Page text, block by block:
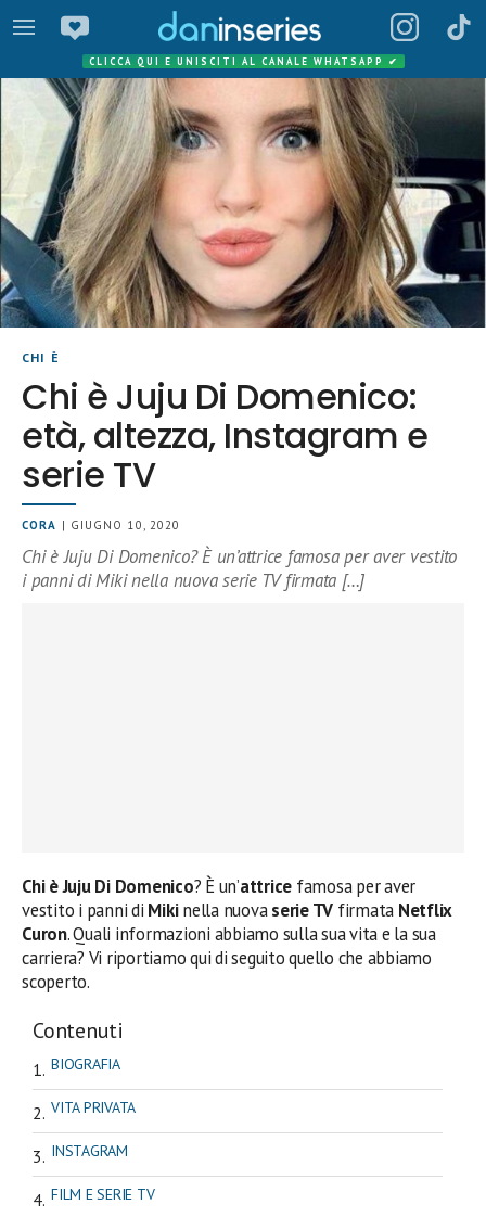
CLICCA QUI E UNISCITI AL CANALE WHATSAPP ✔
CHI È
Chi è Juju Di Domenico:
età, altezza, Instagram e
serie TV
CORA | GIUGNO 10, 2020
Chi è Juju Di Domenico? È un’attrice famosa per aver vestito
i panni di Miki nella nuova serie TV firmata […]
Chi è Juju Di Domenico? È un’attrice famosa per aver
vestito i panni di Mikinella nuovaserie TV firmata Netflix
Curon. Quali informazioni abbiamo sulla sua vita e la sua
carriera? Vi riportiamo qui di seguito quello che abbiamo
scoperto.
Contenuti
BIOGRAFIA
VITA PRIVATA
INSTAGRAM
FILM E SERIE TV